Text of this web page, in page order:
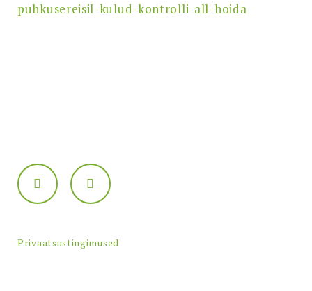
puhkusereisil-kulud-kontrolli-all-hoida
Privaatsustingimused